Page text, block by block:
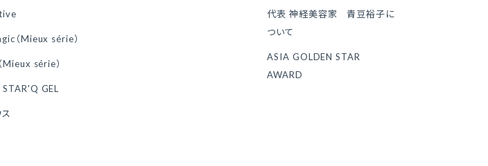
（Mieux série）
série）
GEL
代表 神経美容家 青豆裕子に
ついて
ASIA GOLDEN STAR
AWARD